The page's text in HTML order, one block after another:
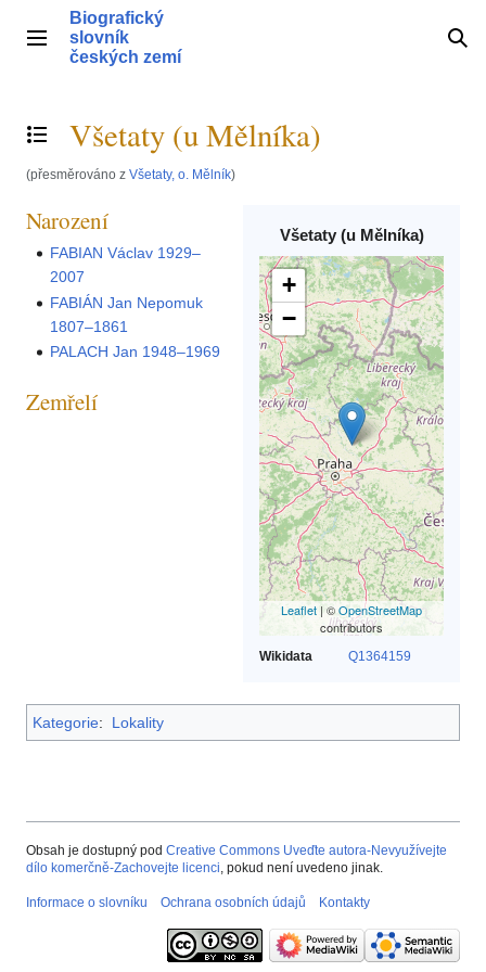
obsahHlavní menu
Biografický
slovník
českých zemí
Přepnout obsah
Všetaty (u Mělníka)
(přesměrováno z Všetaty, o. Mělník)
Všetaty (u Mělníka)
+
−
Leaflet | ©OpenStreetMap
contributors
Wikidata Q1364159
Narození
FABIAN Václav 1929–
2007
FABIÁN Jan Nepomuk
1807–1861
PALACH Jan 1948–1969
Zemřelí
Kategorie: Lokality
Obsah je dostupný pod Creative Commons Uveďte autora-Nevyužívejte
dílo komerčně-Zachovejte licenci, pokud není uvedeno jinak.
Informace o slovníku Ochrana osobních údajů Kontakty